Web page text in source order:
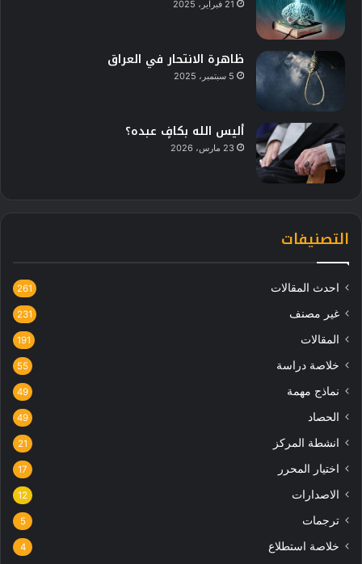
21 فبراير، 2025
ظاهرة الانتحار في العراق
5 سبتمبر، 2025
أليس الله بكافٍ عبده؟
23 مارس، 2026
التصنيفات
احدث المقالات 261
غير مصنف 231
المقالات 191
خلاصة دراسة 55
نماذج مهمة 49
الحصاد 49
انشطة المركز 21
اختيار المحرر 17
الاصدارات 12
ترجمات 5
خلاصة استطلاع 4